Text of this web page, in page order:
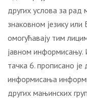
других услова за рад
знаковном језику
омогућавају тим
јавном информисању.
тачка 6. прописано је
информисања
других мањинских